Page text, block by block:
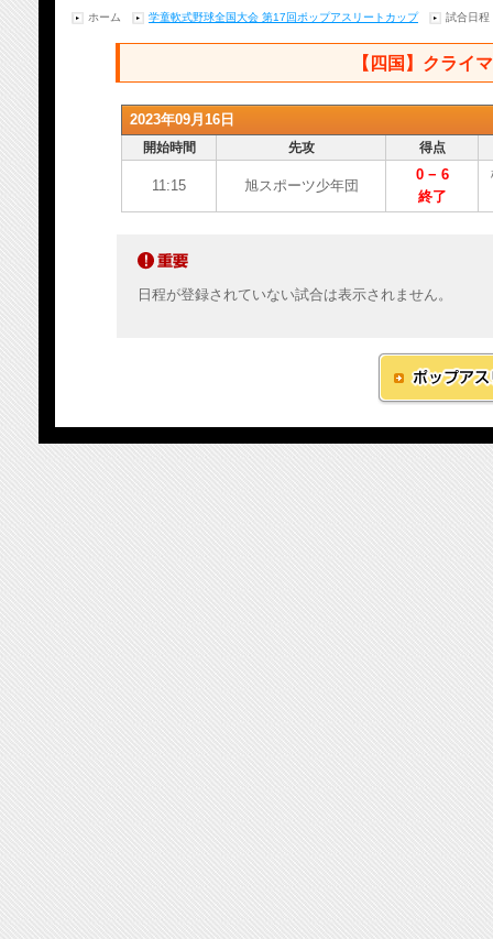
ホーム 学童軟式野球全国大会 第17回ポップアスリートカップ 試合日程
【四国】クライ
2023年09月16日
開始時間 先攻 得点
11:15 旭スポーツ少年団
0 − 6
終了
日程が登録されていない試合は表示されません。